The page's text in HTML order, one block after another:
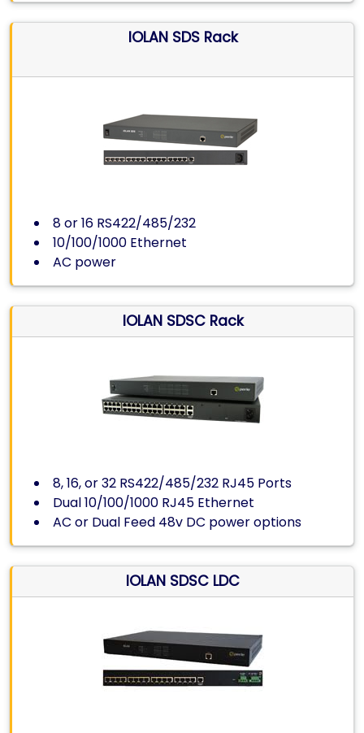
IOLAN SDS Rack
8 or 16 RS422/485/232
10/100/1000 Ethernet
AC power
IOLAN SDSC Rack
8, 16, or 32 RS422/485/232 RJ45 Ports
Dual 10/100/1000 RJ45 Ethernet
AC or Dual Feed 48v DC power options
IOLAN SDSC LDC